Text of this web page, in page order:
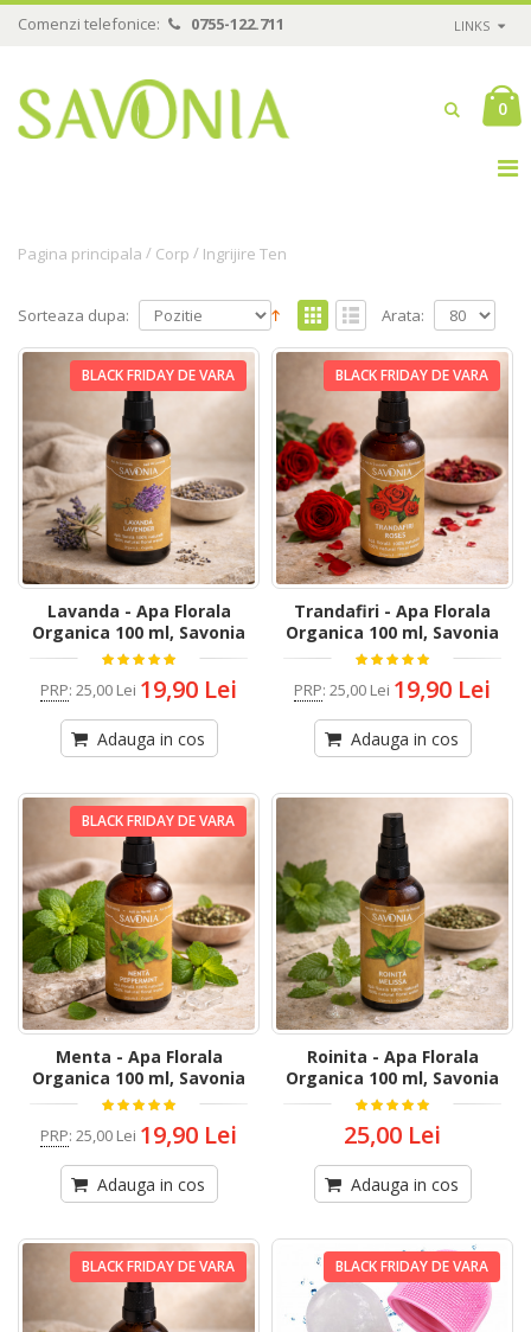
Comenzi telefonice: 0755-122.711 LINKS
0
Pagina principala / Corp / Ingrijire Ten
Sorteaza dupa: Arata:
BLACK FRIDAY DE VARA
Lavanda - Apa Florala
Organica 100 ml, Savonia
PRP: 25,00 Lei 19,90 Lei
Adauga in cos
BLACK FRIDAY DE VARA
Trandafiri - Apa Florala
Organica 100 ml, Savonia
PRP: 25,00 Lei 19,90 Lei
Adauga in cos
BLACK FRIDAY DE VARA
Menta - Apa Florala
Organica 100 ml, Savonia
PRP: 25,00 Lei 19,90 Lei
Adauga in cos
Roinita - Apa Florala
Organica 100 ml, Savonia
25,00 Lei
Adauga in cos
BLACK FRIDAY DE VARA BLACK FRIDAY DE VARA